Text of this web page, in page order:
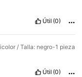
Útil (0)
/ Talla: negro-1 pieza
Útil (0)